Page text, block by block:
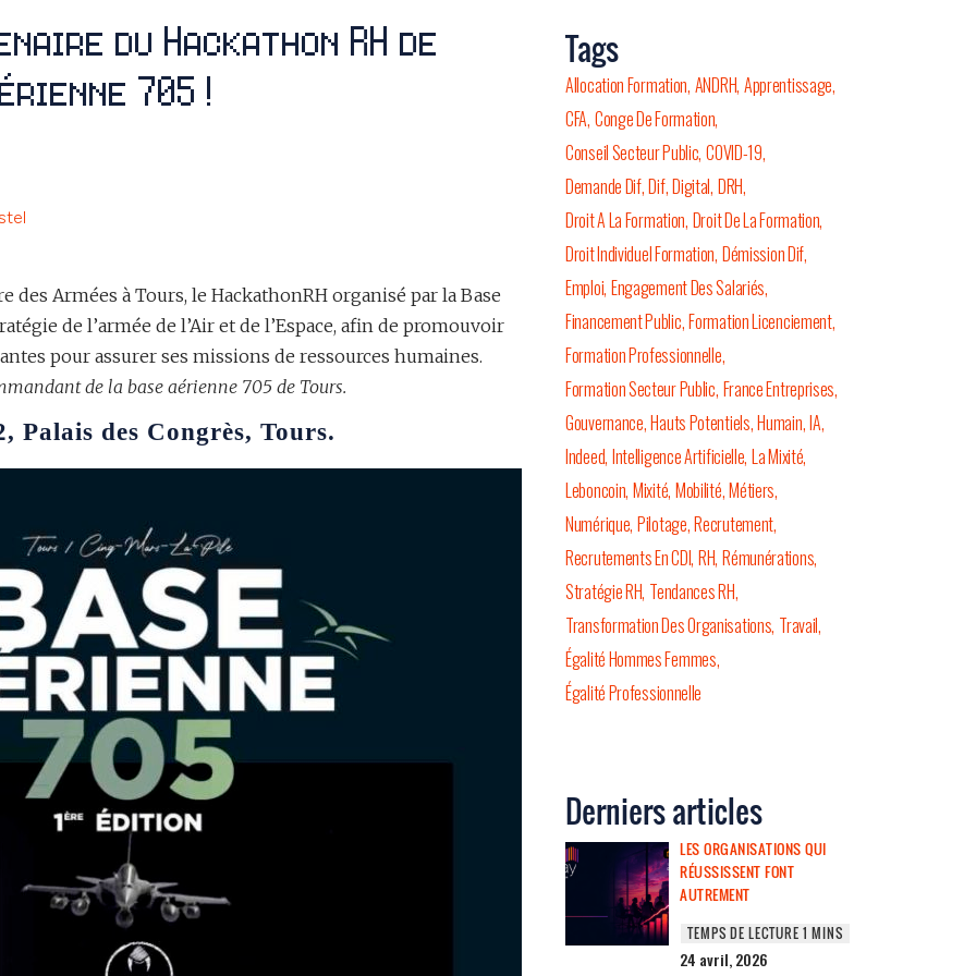
du Hackathon RH de
705 !
Armées à Tours, le HackathonRH organisé par la Base
de l’armée de l’Air et de l’Espace, afin de promouvoir
pour assurer ses missions de ressources humaines.
de la base aérienne 705 de Tours.
Palais des Congrès, Tours.
Tags
Allocation Formation ANDRH Apprentissage
CFA Conge De Formation
Conseil Secteur Public COVID-19
Demande Dif Dif Digital DRH
Droit A La Formation Droit De La Formation
Droit Individuel Formation Démission Dif
Emploi Engagement Des Salariés
Financement Public Formation Licenciement
Formation Professionnelle
Formation Secteur Public France Entreprises
Gouvernance Hauts Potentiels Humain IA
Indeed Intelligence Artificielle La Mixité
Leboncoin Mixité Mobilité Métiers
Numérique Pilotage Recrutement
Recrutements En CDI RH Rémunérations
Stratégie RH Tendances RH
Transformation Des Organisations Travail
Égalité Hommes Femmes
Égalité Professionnelle
Derniers articles
LES ORGANISATIONS QUI
RÉUSSISSENT FONT
AUTREMENT
24 avril, 2026